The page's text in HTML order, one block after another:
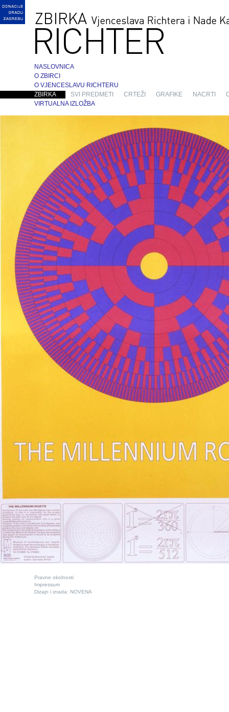
NASLOVNICA
O ZBIRCI
O VJENCESLAVU RICHTERU
ZBIRKA
SVI PREDMETI CRTEŽI GRAFIKE NACRTI
VIRTUALNA IZLOŽBA
Pravne okolnosti
Impressum
Dizajn i izrada: NOVENA